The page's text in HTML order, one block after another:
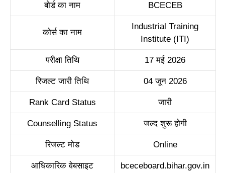
बोर्ड का नाम BCECEB
कोर्स का नाम
Industrial Training
Institute (ITI)
परीक्षा तिथि 17 मई 2026
रिजल्ट जारी तिथि 04 जून 2026
Rank Card Status जारी
Counselling Status जल्द शुरू होगी
रिजल्ट मोड Online
आधिकारिक वेबसाइट bceceboard.bihar.gov.in